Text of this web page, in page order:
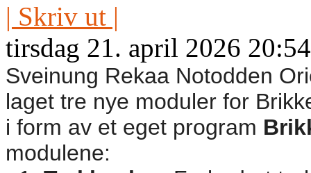
| Skriv ut |
tirsdag 21. april 2026 20:54
Sveinung Rekaa Notodden
laget tre nye moduler for
i form av et eget program
modulene: